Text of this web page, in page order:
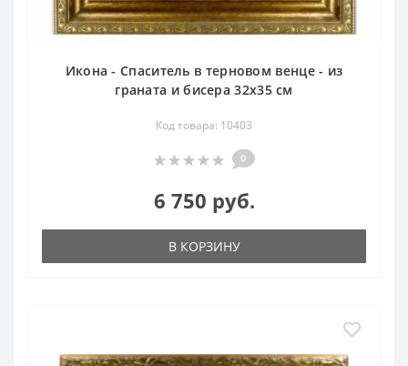
Икона - Спаситель в терновом венце - из
граната и бисера 32х35 см
Код товара: 10403
0
6 750 руб.
В КОРЗИНУ